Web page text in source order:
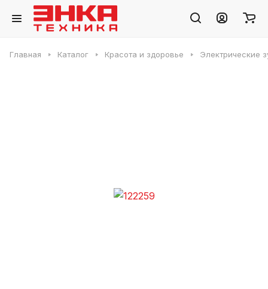
Главная Каталог Красота и здоровье Электрические